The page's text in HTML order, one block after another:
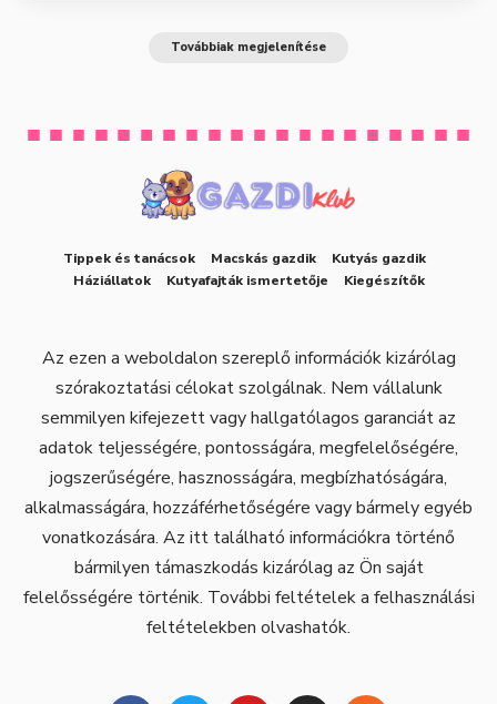
Továbbiak megjelenítése
Tippek és tanácsok Macskás gazdik
Kutyás gazdik
Háziállatok
Kutyafajták ismertetője Kiegészítők
Az ezen a weboldalon szereplő információk kizárólag
szórakoztatási célokat szolgálnak. Nem vállalunk
semmilyen kifejezett vagy hallgatólagos garanciát az
adatok teljességére, pontosságára, megfelelőségére,
jogszerűségére, hasznosságára, megbízhatóságára,
alkalmasságára, hozzáférhetőségére vagy bármely egyéb
vonatkozására. Az itt található információkra történő
bármilyen támaszkodás kizárólag az Ön saját
felelősségére történik. További feltételek a felhasználási
feltételekben olvashatók.